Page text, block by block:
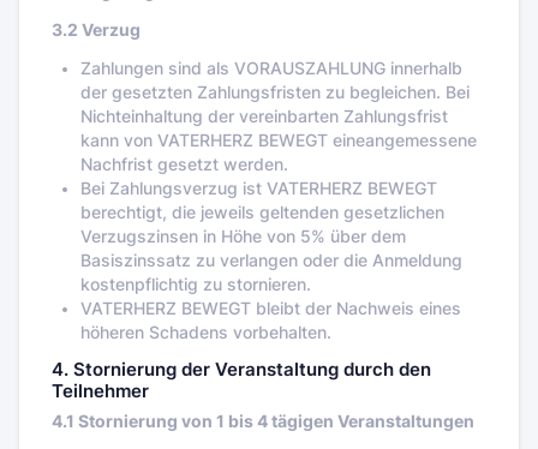
3.2 Verzug
Zahlungen sind als VORAUSZAHLUNG innerhalb
der gesetzten Zahlungsfristen zu begleichen. Bei
Nichteinhaltung der vereinbarten Zahlungsfrist
kann von VATERHERZ BEWEGT eineangemessene
Nachfrist gesetzt werden.
Bei Zahlungsverzug ist VATERHERZ BEWEGT
berechtigt, die jeweils geltenden gesetzlichen
Verzugszinsen in Höhe von 5% über dem
Basiszinssatz zu verlangen oder die Anmeldung
kostenpflichtig zu stornieren.
VATERHERZ BEWEGT bleibt der Nachweis eines
höheren Schadens vorbehalten.
4. Stornierung der Veranstaltung durch den
Teilnehmer
4.1 Stornierung von 1 bis 4 tägigen Veranstaltungen